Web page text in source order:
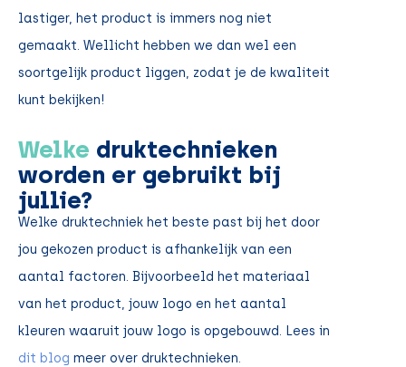
lastiger, het product is immers nog niet
gemaakt. Wellicht hebben we dan wel een
soortgelijk product liggen, zodat je de kwaliteit
kunt bekijken!
Welke druktechnieken
worden er gebruikt bij
jullie?
Welke druktechniek het beste past bij het door
jou gekozen product is afhankelijk van een
aantal factoren. Bijvoorbeeld het materiaal
van het product, jouw logo en het aantal
kleuren waaruit jouw logo is opgebouwd. Lees in
dit blog meer over druktechnieken.